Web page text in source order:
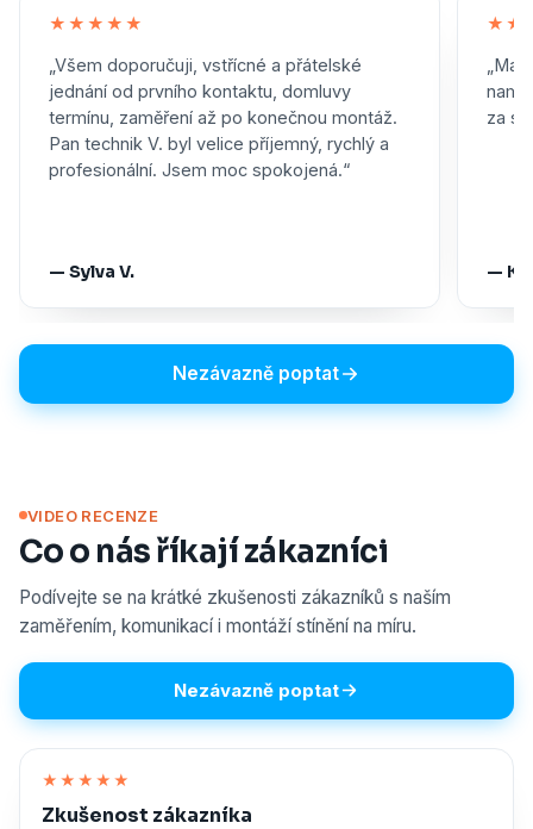
★★★★★
„Všem doporučuji, vstřícné a přátelské
jednání od prvního kontaktu, domluvy
termínu, zaměření až po konečnou montáž.
Pan technik V. byl velice příjemný, rychlý a
profesionální. Jsem moc spokojená.“
— Sylva V.
za
—
Nezávazně poptat
VIDEO RECENZE
Co o nás říkají zákazníci
Podívejte se na krátké zkušenosti zákazníků s naším
zaměřením, komunikací i montáží stínění na míru.
Nezávazně poptat
★★★★★
Zkušenost zákazníka